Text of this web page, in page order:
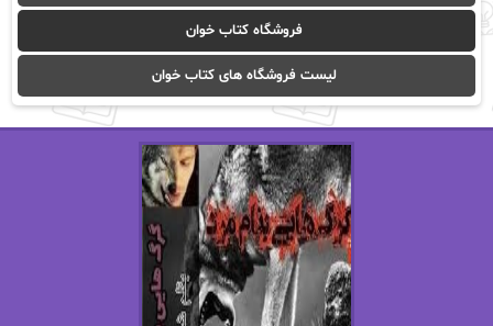
آیدا باقری آیسان صادقی
ا_اصغر زاده ا_اصغرزاده
اریک مورگنشترن از نیلوفر لاری
استل مسکم
اصغر زاده
اکرم محمدی
الف صاد
فروشگاه کتاب خوان
لیست فروشگاه های کتاب خوان